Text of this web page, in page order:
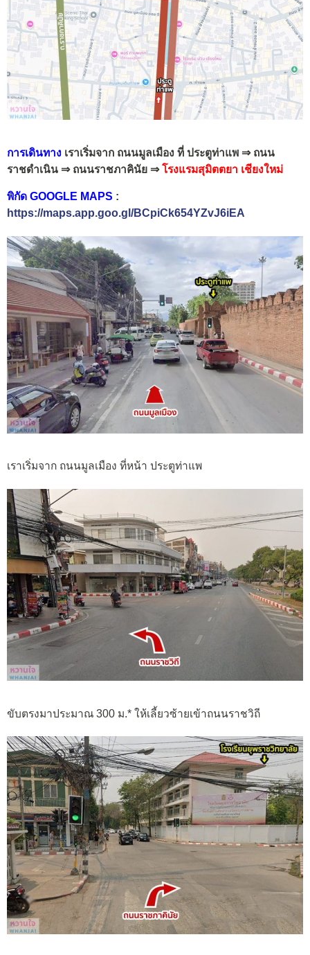
การเดินทาง เราเริ่มจาก ถนนมูลเมือง ที่ ประตูท่าแพ ⇒ ถนน
ราชดำเนิน ⇒ ถนนราชภาคินัย ⇒โรงแรมสุมิตตยา เชียงใหม่
พิกัด GOOGLE MAPS :
https://maps.app.goo.gl/BCpiCk654YZvJ6iEA
เราเริ่มจาก ถนนมูลเมือง ที่หน้า ประตูท่าแพ
ขับตรงมาประมาณ 300 ม.* ให้เลี้ยวซ้ายเข้าถนนราชวิถี